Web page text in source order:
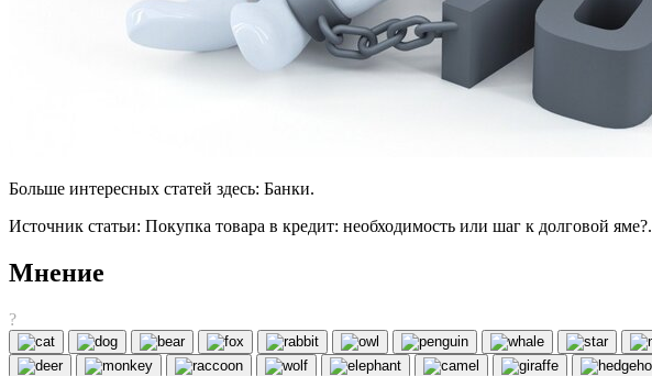
Больше интересных статей здесь: Банки.
Источник статьи: Покупка товара в кредит: необходимость или шаг к долговой яме?.
Мнение
?